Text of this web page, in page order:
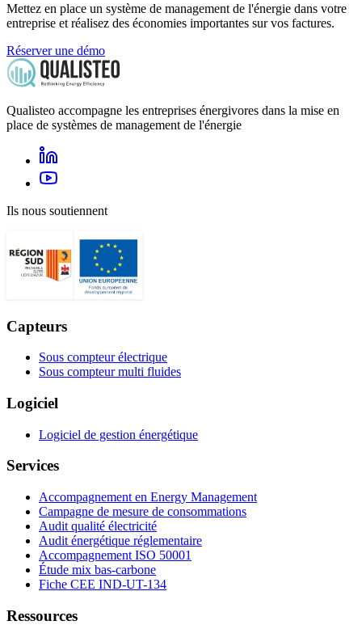
Mettez en place un système de management de l'énergie dans votre
entreprise et réalisez des économies importantes sur vos factures.
Réserver une démo
Qualisteo accompagne les entreprises énergivores dans la mise en
place de systèmes de management de l'énergie
Ils nous soutiennent
Capteurs
Sous compteur électrique
Sous compteur multi fluides
Logiciel
Logiciel de gestion énergétique
Services
Accompagnement en Energy Management
Campagne de mesure de consommations
Audit qualité électricité
Audit énergétique réglementaire
Accompagnement ISO 50001
Étude mix bas-carbone
Fiche CEE IND-UT-134
Ressources